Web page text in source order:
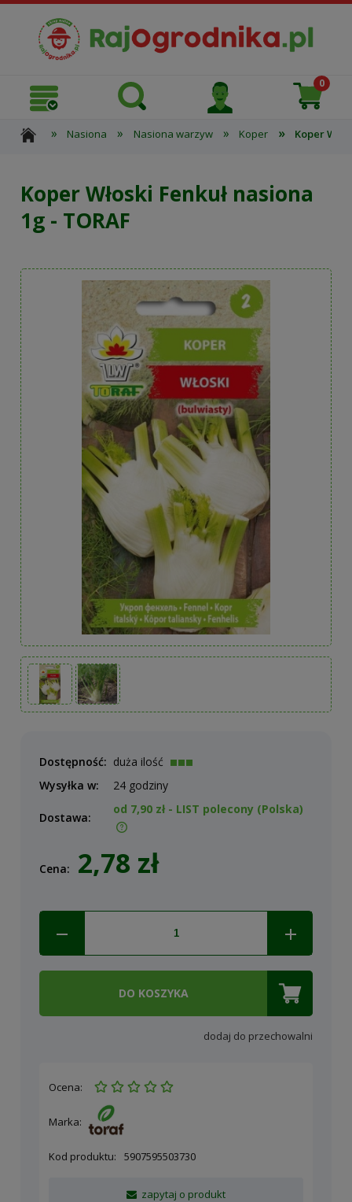
» Nasiona » Nasiona warzyw » Koper » Koper
Koper Włoski Fenkuł nasiona
1g - TORAF
Dostępność: duża ilość
Wysyłka w:
24 godziny
Dostawa:
od 7,90 zł - LIST polecony (Polska)
Cena: 2,78 zł
DO KOSZYKA
dodaj do przechowalni
Ocena:
Marka:
Kod produktu: 5907595503730
zapytaj o produkt